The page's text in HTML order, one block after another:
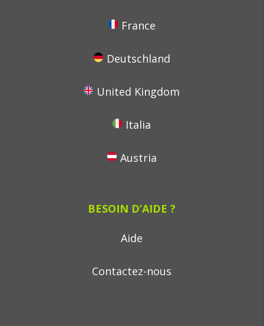
France
Deutschland
United Kingdom
Italia
Austria
BESOIN D’AIDE ?
Aide
Contactez-nous